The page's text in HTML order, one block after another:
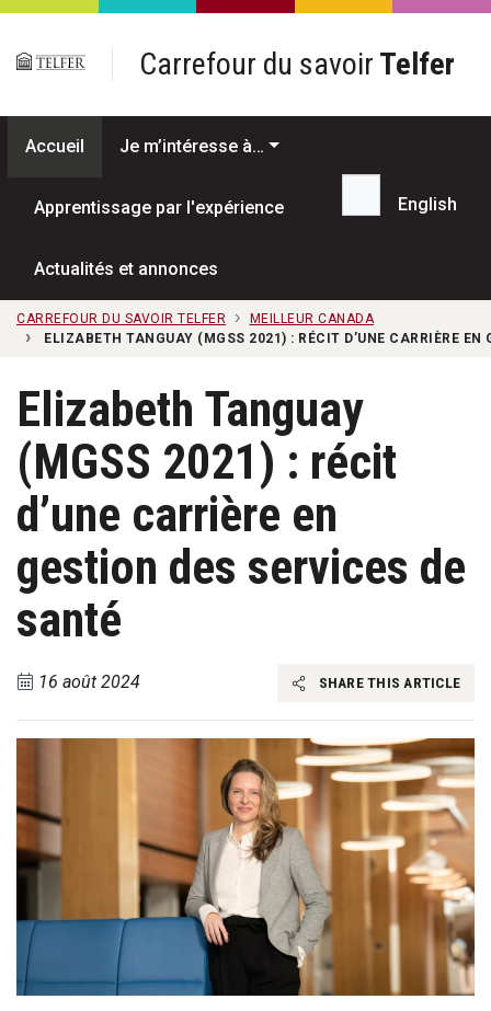
Passer au contenu principal
Carrefour du savoir Telfer
Accueil Je m’intéresse à…
Apprentissage par l'expérience
Actualités et annonces
Recherche...
English
CARREFOUR DU SAVOIR TELFER
MEILLEUR CANADA
ELIZABETH TANGUAY (MGSS 2021) : RÉCIT D’UNE CARRIÈRE EN
Elizabeth Tanguay
(MGSS 2021) : récit
d’une carrière en
gestion des services de
santé
16 août 2024 SHARE THIS ARTICLE